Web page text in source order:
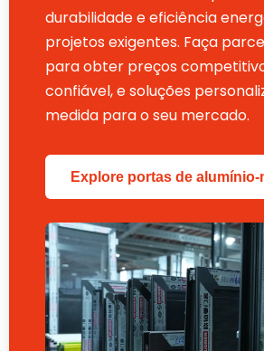
durabilidade e eficiência
projetos exigentes. Faça
para obter preços
confiável, e soluções
medida para o seu mercado.
Explore portas de